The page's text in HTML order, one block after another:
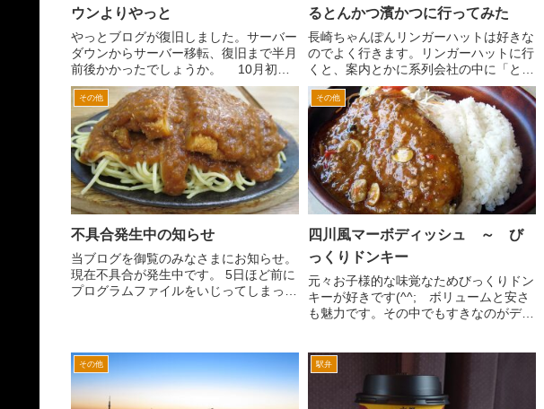
ウンよりやっと
やっとブログが復旧しました。サーバー
ダウンからサーバー移転、復旧まで半月
前後かかったでしょうか。 10月初旬
ころからブログやサイトが開かなかった
り、開くのにすごい重くなったり。使っ
ているレンタルサーバー会社より、サイ
トやブロにアクセスが多...
るとんかつ濱かつに行ってみた
長崎ちゃんぽんリンガーハットは好きな
のでよく行きます。リンガーハットに行
くと、案内とかに系列会社の中に「とん
かつ濱かつ」というのがあります。
とんかつ屋さんもやっているのか？と思
いながらも、自分の生活圏ではみないな
あと思っていました。 ...
その他
不具合発生中の知らせ
当ブログを御覧のみなさまにお知らせ。
現在不具合が発生中です。 5日ほど前に
プログラムファイルをいじってしまった
しかし画像が表示されな...
その他
四川風マーボディッシュ ～ び
っくりドンキー
元々お子様的な味覚なためびっくりドン
キーが好きです(^^; ボリュームと安さ
も魅力です。その中でもすきなのがディ
つになってます。レギュラーのハンバー
グのもの、目玉焼きが...
その他 駅弁